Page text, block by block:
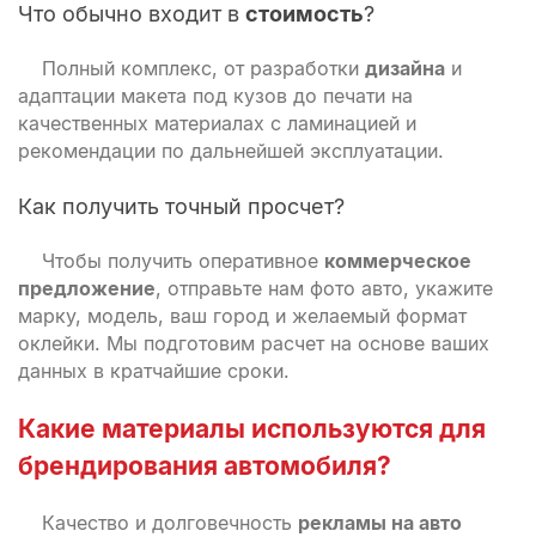
Что обычно входит в стоимость?
Полный комплекс, от разработки дизайна и
адаптации макета под кузов до печати на
качественных материалах с ламинацией и
рекомендации по дальнейшей эксплуатации.
Как получить точный просчет?
Чтобы получить оперативное коммерческое
предложение, отправьте нам фото авто, укажите
марку, модель, ваш город и желаемый формат
оклейки. Мы подготовим расчет на основе ваших
данных в кратчайшие сроки.
Какие материалы используются для
брендирования автомобиля?
Качество и долговечность рекламы на авто